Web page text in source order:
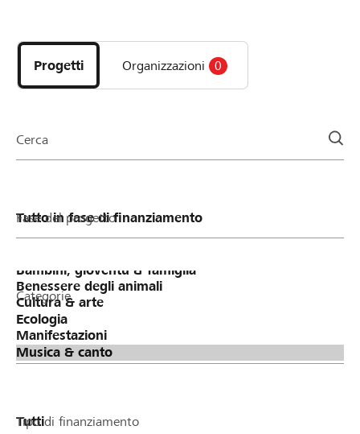
DE FR IT
i
progetti
e
della
Progetti Organizzazioni 0
Cerca
Fase del progetto
Categorie
Tipo di finanziamento